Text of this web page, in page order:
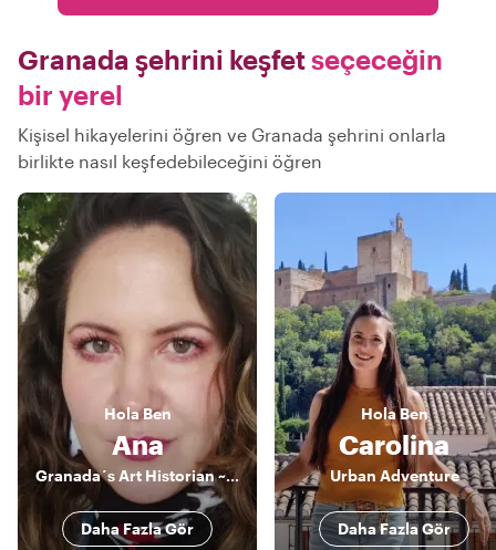
Granada şehrini keşfetseçeceğin
bir yerel
Kişisel hikayelerini öğren ve Granada şehrini onlarla
birlikte nasıl keşfedebileceğini öğren
HolaBen
Ana
Granada´s Art Historian ~ Exclusive Experiences ~
Daha Fazla Gör
HolaBen
Carolina
Urban Adventure
Daha Fazla Gör